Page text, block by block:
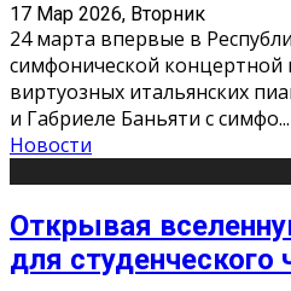
17 Мар 2026, Вторник
24 марта впервые в
симфонической концертной
виртуозных итальянских
и Габриеле Баньяти с симфо...
Новости
Открывая
для студенческого